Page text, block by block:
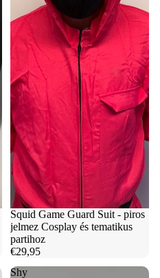
Squid Game Guard Suit - piros
jelmez Cosplay és tematikus
partihoz
€29,95
Shy